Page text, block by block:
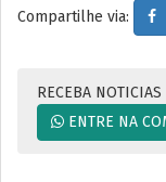
Compartilhe via:
RECEBA
ENTRE NA